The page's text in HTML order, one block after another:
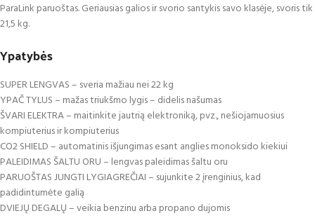
ParaLink paruoštas. Geriausias galios ir svorio santykis savo klasėje, svoris tik
21,5 kg.
Ypatybės
SUPER LENGVAS – sveria mažiau nei 22 kg
YPAČ TYLUS – mažas triukšmo lygis – didelis našumas
ŠVARI ELEKTRA – maitinkite jautrią elektroniką, pvz., nešiojamuosius
kompiuterius ir kompiuterius
CO2 SHIELD – automatinis išjungimas esant anglies monoksido kiekiui
PALEIDIMAS ŠALTU ORU – lengvas paleidimas šaltu oru
PARUOŠTAS JUNGTI LYGIAGREČIAI – sujunkite 2 įrenginius, kad
padidintumėte galią
DVIEJŲ DEGALŲ – veikia benzinu arba propano dujomis